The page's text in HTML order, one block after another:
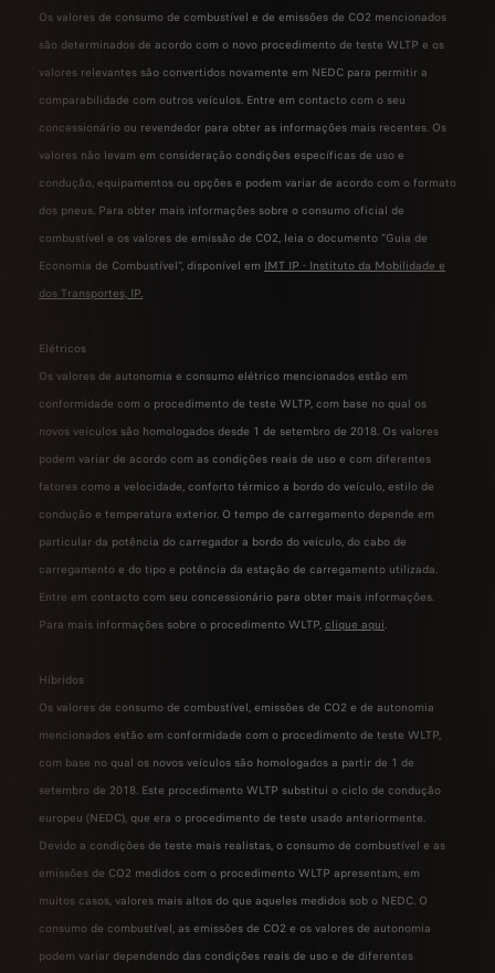
Os valores de consumo de combustível e de emissões de CO2 mencionados
são determinados de acordo com o novo procedimento de teste WLTP e os
valores relevantes são convertidos novamente em NEDC para permitir a
comparabilidade com outros veículos. Entre em contacto com o seu
concessionário ou revendedor para obter as informações mais recentes. Os
valores não levam em consideração condições específicas de uso e
condução, equipamentos ou opções e podem variar de acordo com o formato
dos pneus. Para obter mais informações sobre o consumo oficial de
combustível e os valores de emissão de CO2, leia o documento "Guia de
Economia de Combustível", disponível em IMT IP - Instituto da Mobilidade e
dos Transportes, IP.
Elétricos
Os valores de autonomia e consumo elétrico mencionados estão em
conformidade com o procedimento de teste WLTP, com base no qual os
novos veículos são homologados desde 1 de setembro de 2018. Os valores
podem variar de acordo com as condições reais de uso e com diferentes
fatores como a velocidade, conforto térmico a bordo do veículo, estilo de
condução e temperatura exterior. O tempo de carregamento depende em
particular da potência do carregador a bordo do veículo, do cabo de
carregamento e do tipo e potência da estação de carregamento utilizada.
Entre em contacto com seu concessionário para obter mais informações.
Para mais informações sobre o procedimento WLTP, clique aqui.
Híbridos
Os valores de consumo de combustível, emissões de CO2 e de autonomia
mencionados estão em conformidade com o procedimento de teste WLTP,
com base no qual os novos veículos são homologados a partir de 1 de
setembro de 2018. Este procedimento WLTP substitui o ciclo de condução
europeu (NEDC), que era o procedimento de teste usado anteriormente.
Devido a condições de teste mais realistas, o consumo de combustível e as
emissões de CO2 medidos com o procedimento WLTP apresentam, em
muitos casos, valores mais altos do que aqueles medidos sob o NEDC. O
consumo de combustível, as emissões de CO2 e os valores de autonomia
podem variar dependendo das condições reais de uso e de diferentes